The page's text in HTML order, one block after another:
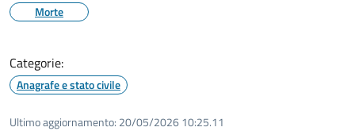
Morte
Categorie:
Anagrafe e stato civile
Ultimo aggiornamento: 20/05/2026 10:25.11